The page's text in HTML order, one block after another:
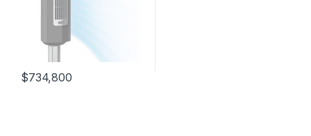
$734,800